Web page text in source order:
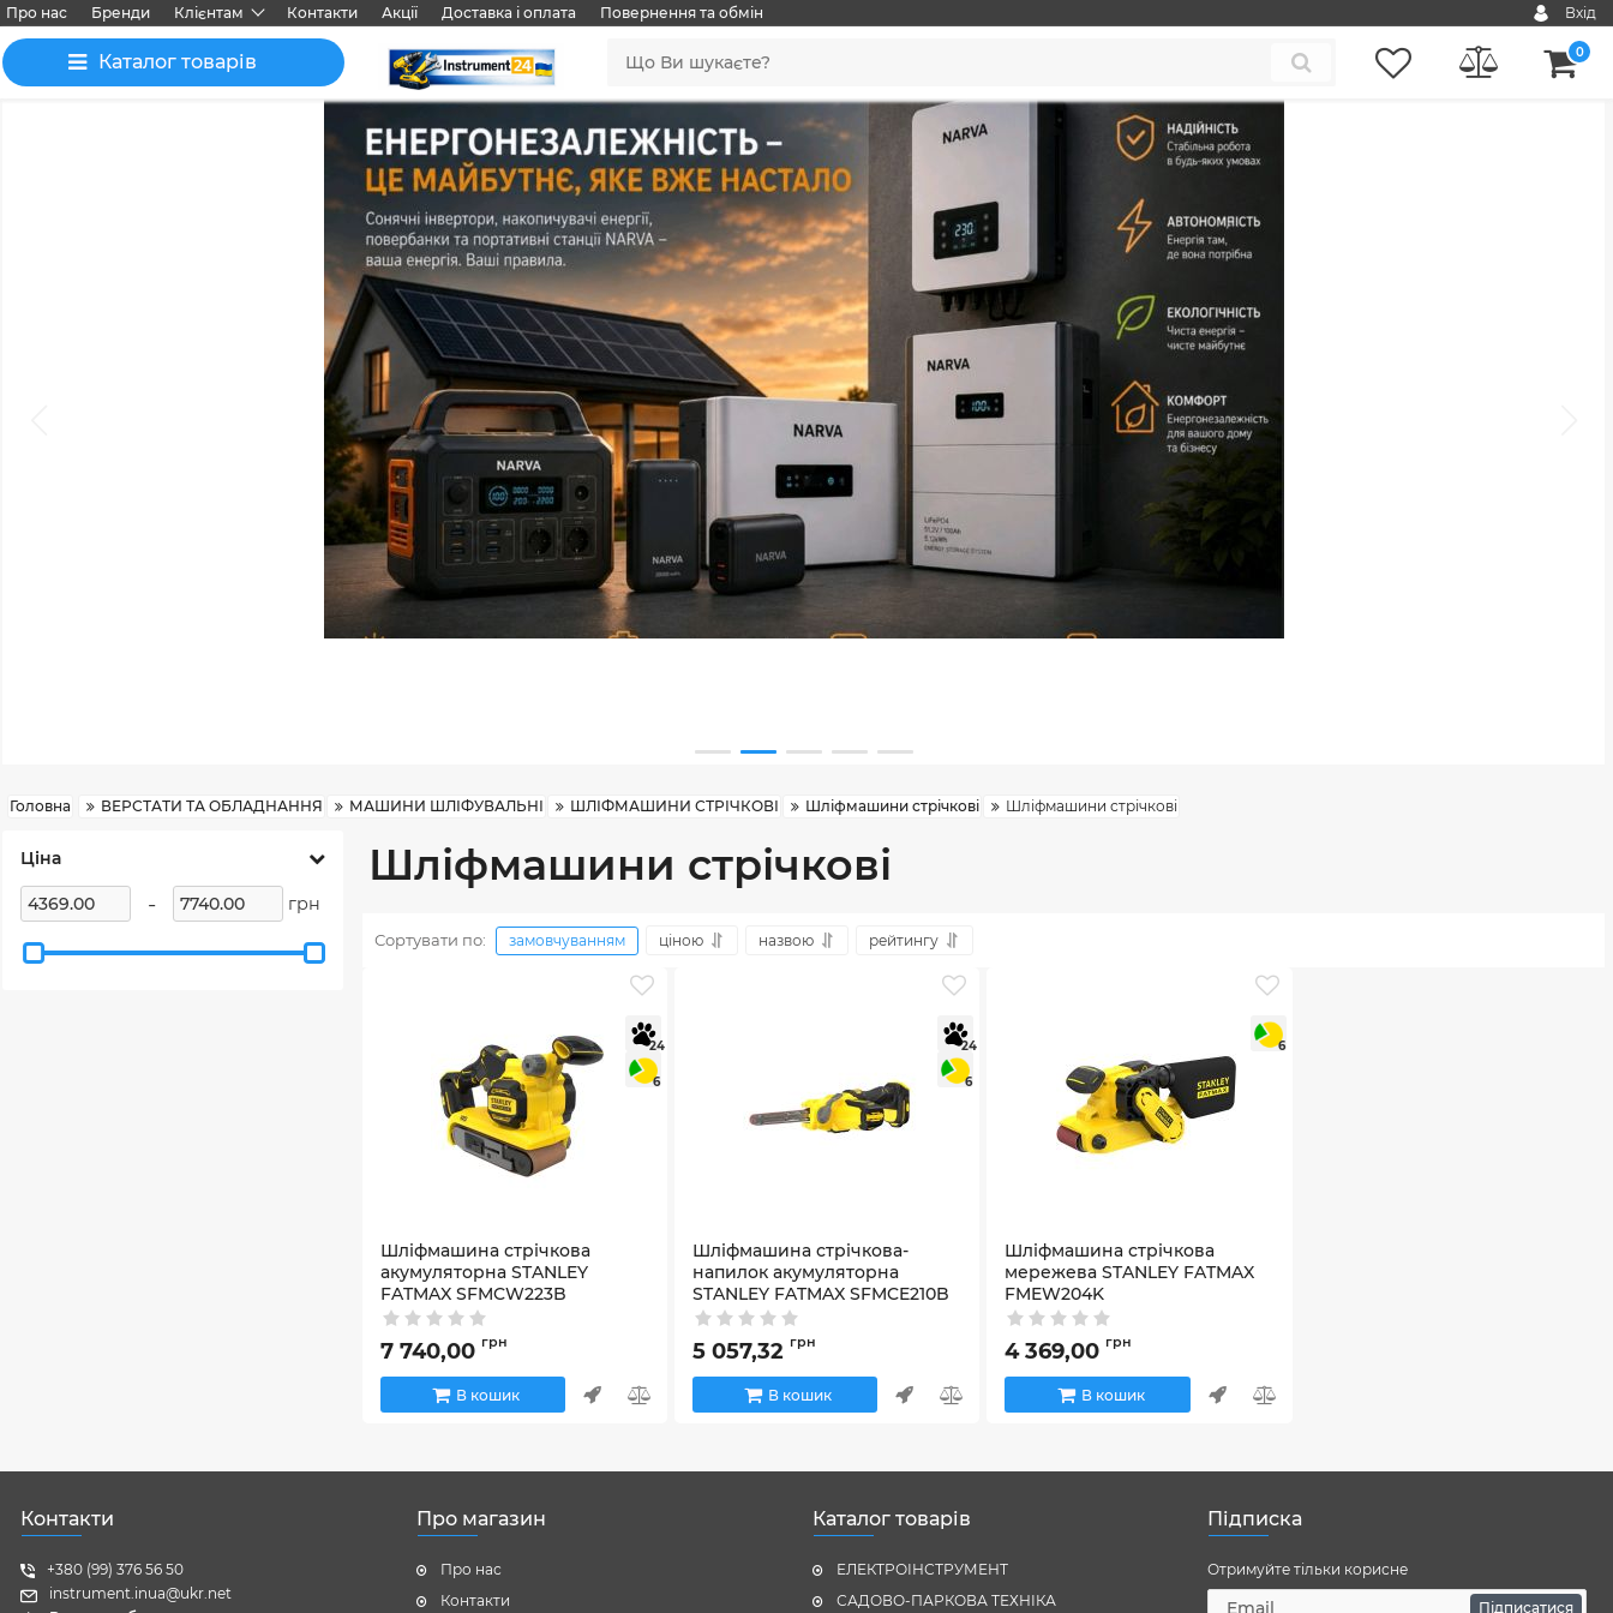
Про нас Бренди Клієнтам Контакти Акції Доставка і оплата Повернення та обмін Вхід
Каталог товарів 0
Головна ВЕРСТАТИ ТА ОБЛАДНАННЯ МАШИНИ ШЛІФУВАЛЬНІ ШЛІФМАШИНИ СТРІЧКОВІ Шліфмашини стрічкові Шліфмашини стрічкові
Ціна
- грн
Шліфмашини стрічкові
Сортувати по: замовчуванням ціною назвою рейтингу
24
6
Шліфмашина стрічкова
акумуляторна STANLEY
FATMAX SFMCW223B
Артикул:SFMCW223B
7 740,00 грн
В кошик
24
6
Шліфмашина стрічкова-
напилок акумуляторна
STANLEY FATMAX SFMCE210B
Артикул:SFMCE210B
5 057,32 грн
В кошик
6
Шліфмашина стрічкова
мережева STANLEY FATMAX
FMEW204K
Артикул:FMEW204K
4 369,00 грн
В кошик
Контакти
+380 (99) 376 56 50
instrument.inua@ukr.net
Про магазин
Про нас
Контакти
Каталог товарів
ЕЛЕКТРОІНСТРУМЕНТ
САДОВО-ПАРКОВА ТЕХНІКА
Підписка
Отримуйте тільки корисне
Підписатися